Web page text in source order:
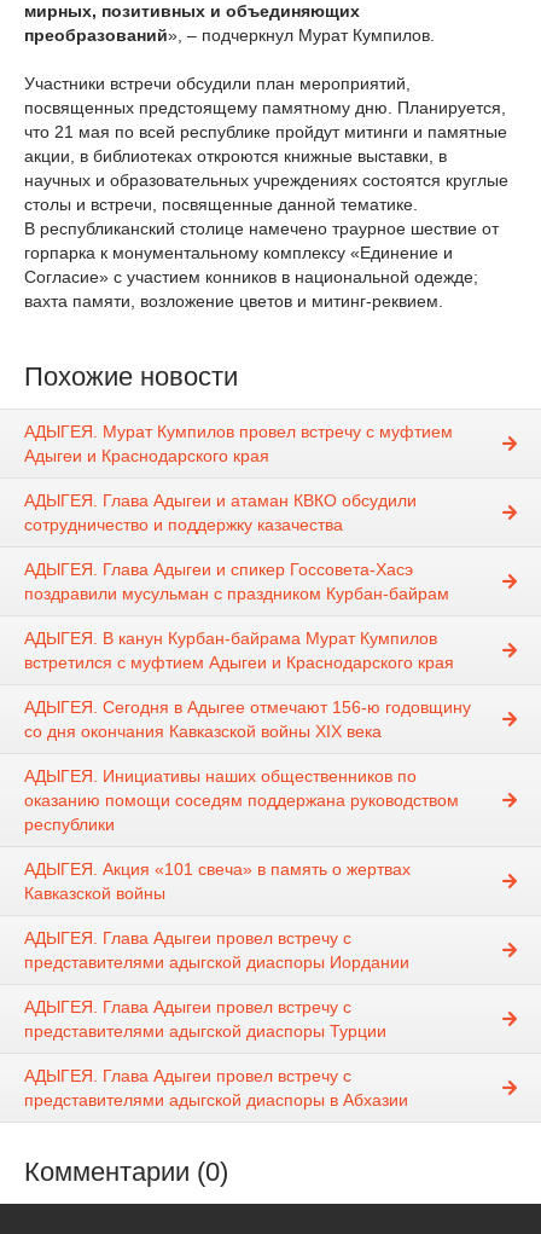
мирных, позитивных и объединяющих
преобразований», – подчеркнул Мурат Кумпилов.
Участники встречи обсудили план мероприятий,
посвященных предстоящему памятному дню. Планируется,
что 21 мая по всей республике пройдут митинги и памятные
акции, в библиотеках откроются книжные выставки, в
научных и образовательных учреждениях состоятся круглые
столы и встречи, посвященные данной тематике.
В республиканский столице намечено траурное шествие от
горпарка к монументальному комплексу «Единение и
Согласие» с участием конников в национальной одежде;
вахта памяти, возложение цветов и митинг-реквием.
Похожие новости
АДЫГЕЯ. Мурат Кумпилов провел встречу с муфтием
Адыгеи и Краснодарского края
АДЫГЕЯ. Глава Адыгеи и атаман КВКО обсудили
сотрудничество и поддержку казачества
АДЫГЕЯ. Глава Адыгеи и спикер Госсовета-Хасэ
поздравили мусульман с праздником Курбан-байрам
АДЫГЕЯ. В канун Курбан-байрама Мурат Кумпилов
встретился с муфтием Адыгеи и Краснодарского края
АДЫГЕЯ. Сегодня в Адыгее отмечают 156-ю годовщину
со дня окончания Кавказской войны ХIX века
АДЫГЕЯ. Инициативы наших общественников по
оказанию помощи соседям поддержана руководством
республики
АДЫГЕЯ. Акция «101 свеча» в память о жертвах
Кавказской войны
АДЫГЕЯ. Глава Адыгеи провел встречу с
представителями адыгской диаспоры Иордании
АДЫГЕЯ. Глава Адыгеи провел встречу с
представителями адыгской диаспоры Турции
АДЫГЕЯ. Глава Адыгеи провел встречу с
представителями адыгской диаспоры в Абхазии
Комментарии (0)